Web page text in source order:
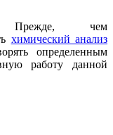
Прежде, чем
химический анализ
определенным
работу данной